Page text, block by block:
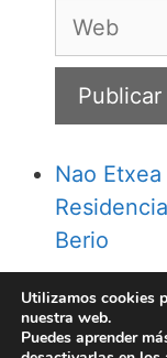
Web
Nao Etxea
Residencia
Berio
Utilizamos cookies
nuestra web.
Puedes aprender